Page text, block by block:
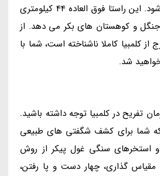
پردیدا هم شناخته می شود. این راستا فوق العاده 44 کیلومتری
جنگل و کوهستان های بکر می دهد. از
کلمبیا کاملا ناشناخته است، شما با
شد.
تفریح در کلمبیا توجه داشته باشید.
شما برای کشف شگفتی های طبیعی
و استخرهای سنگی غول پیکر از روش
مقیاس گذاری، چهار دست و پا رفتن،